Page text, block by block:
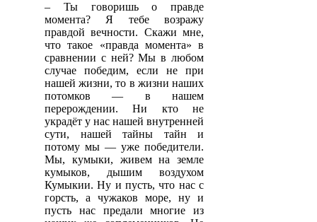
– Ты говоришь о правде
момента? Я тебе возражу
правдой вечности. Скажи мне,
что такое «правда момента» в
сравнении с ней? Мы в любом
случае победим, если не при
нашей жизни, то в жизни наших
потомков — в нашем
перерождении. Ни кто не
украдёт у нас нашей внутренней
сути, нашей тайны тайн и
потому мы — уже победители.
Мы, кумыки, живем на земле
кумыков, дышим воздухом
Кумыкии. Ну и пусть, что нас с
горсть, а чужаков море, ну и
пусть нас предали многие из